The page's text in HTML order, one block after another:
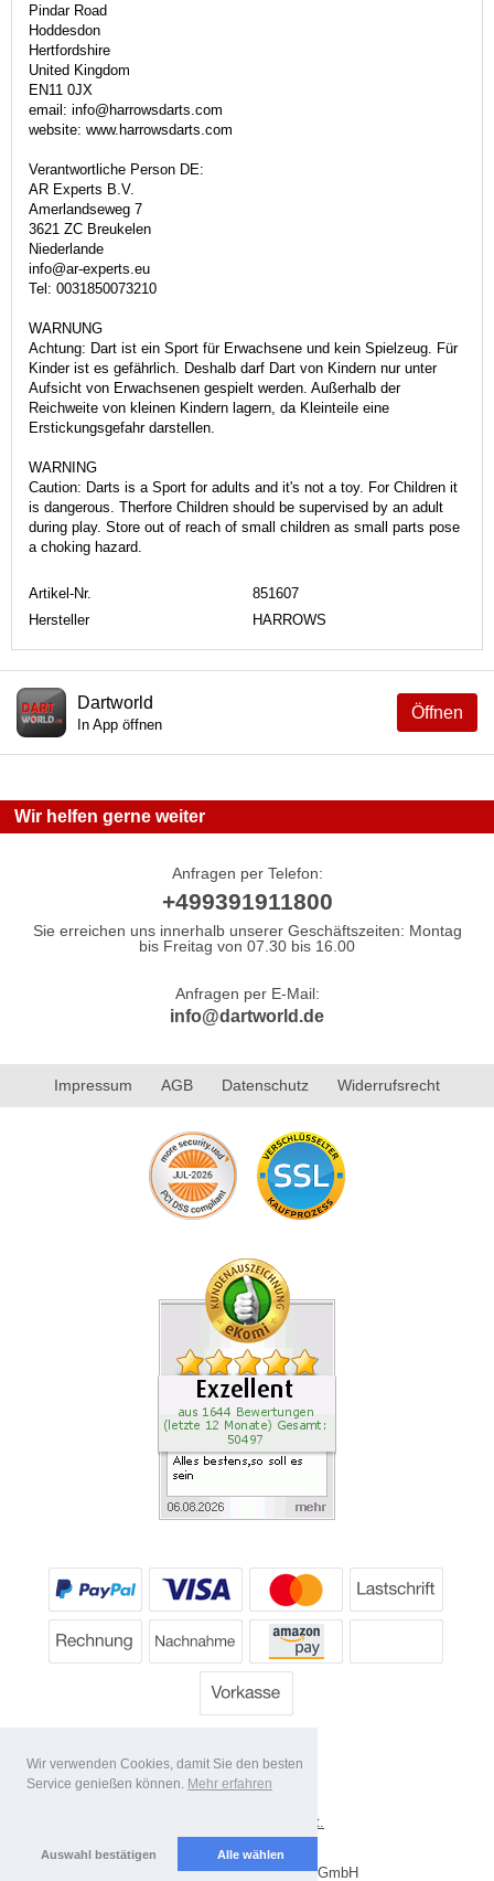
Wir verwenden Cookies, damit Sie den besten
Service genießen können. Mehr erfahren
Auswahl bestätigen Alle wählen
Pindar Road
Hoddesdon
Hertfordshire
United Kingdom
EN11 0JX
email: info@harrowsdarts.com
website: www.harrowsdarts.com
Verantwortliche Person DE:
AR Experts B.V.
Amerlandseweg 7
3621 ZC Breukelen
Niederlande
info@ar-experts.eu
Tel: 0031850073210
WARNUNG
Achtung: Dart ist ein Sport für Erwachsene und kein Spielzeug. Für
Kinder ist es gefährlich. Deshalb darf Dart von Kindern nur unter
Aufsicht von Erwachsenen gespielt werden. Außerhalb der
Reichweite von kleinen Kindern lagern, da Kleinteile eine
Erstickungsgefahr darstellen.
WARNING
Caution: Darts is a Sport for adults and it's not a toy. For Children it
is dangerous. Therfore Children should be supervised by an adult
during play. Store out of reach of small children as small parts pose
a choking hazard.
Artikel-Nr.
851607
Hersteller
HARROWS
Öffnen
Dartworld
In App öffnen
Wir helfen gerne weiter
Anfragen per Telefon:
+499391911800
Sie erreichen uns innerhalb unserer Geschäftszeiten: Montag
bis Freitag von 07.30 bis 16.00
Anfragen per E-Mail:
info@dartworld.de
Impressum AGB Datenschutz Widerrufsrecht
Alle Preise inkl. MwSt.
Lieferbedingungen
Copyright 2026 by Dartpoint GmbH